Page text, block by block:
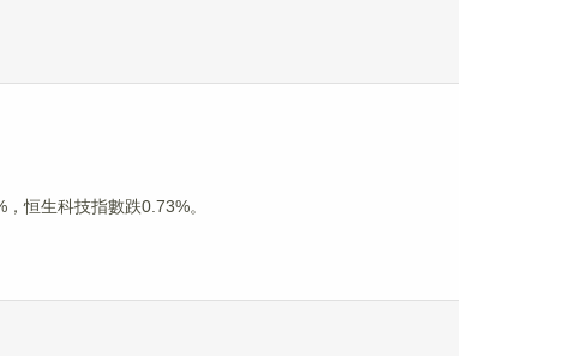
恒生科技指數跌0.73%。